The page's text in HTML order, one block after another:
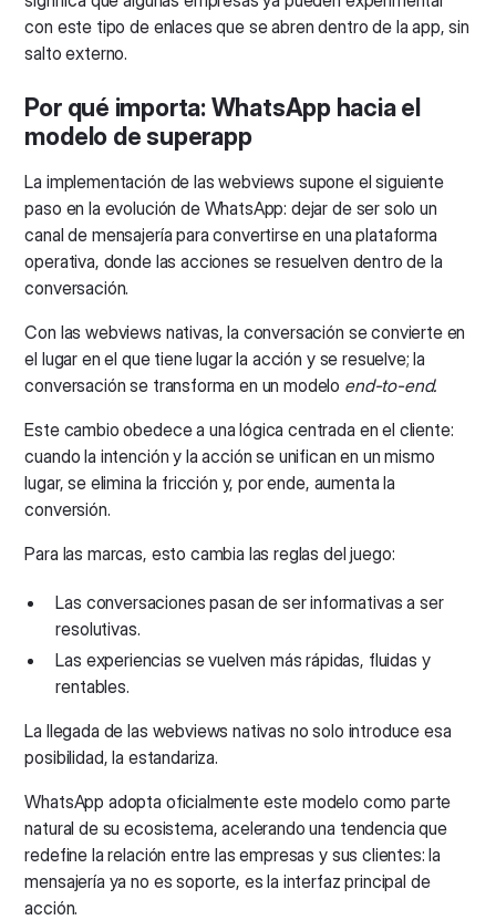
con este tipo de enlaces que se abren dentro de la app, sin
salto externo.
Por qué importa: WhatsApp hacia el
modelo de superapp
La implementación de las webviews supone el siguiente
paso en la evolución de WhatsApp: dejar de ser solo un
canal de mensajería para convertirse en una plataforma
operativa, donde las acciones se resuelven dentro de la
conversación.
Con las webviews nativas, la conversación se convierte en
el lugar en el que tiene lugar la acción y se resuelve; la
conversación se transforma en un modelo end-to-end.
Este cambio obedece a una lógica centrada en el cliente:
cuando la intención y la acción se unifican en un mismo
lugar, se elimina la fricción y, por ende, aumenta la
conversión.
Para las marcas, esto cambia las reglas del juego:
Las conversaciones pasan de ser informativas a ser
resolutivas.
Las experiencias se vuelven más rápidas, fluidas y
rentables.
La llegada de las webviews nativas no solo introduce esa
posibilidad, la estandariza.
WhatsApp adopta oficialmente este modelo como parte
natural de su ecosistema, acelerando una tendencia que
redefine la relación entre las empresas y sus clientes: la
mensajería ya no es soporte, es la interfaz principal de
acción.